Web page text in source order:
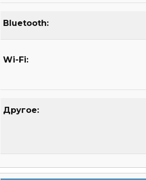
Bluetooth:
Wi-Fi:
Другое: